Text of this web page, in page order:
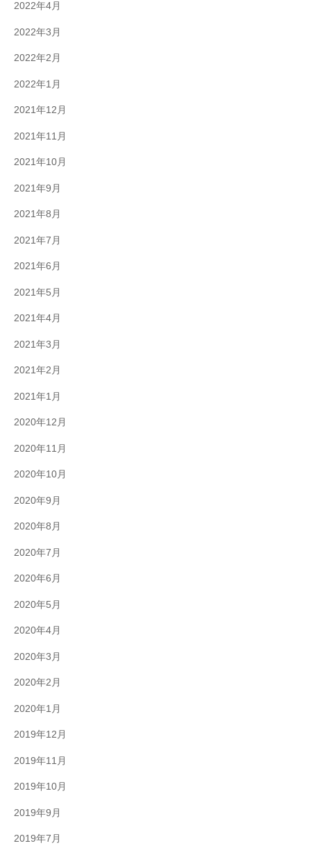
2022年4月
2022年3月
2022年2月
2022年1月
2021年12月
2021年11月
2021年10月
2021年9月
2021年8月
2021年7月
2021年6月
2021年5月
2021年4月
2021年3月
2021年2月
2021年1月
2020年12月
2020年11月
2020年10月
2020年9月
2020年8月
2020年7月
2020年6月
2020年5月
2020年4月
2020年3月
2020年2月
2020年1月
2019年12月
2019年11月
2019年10月
2019年9月
2019年7月